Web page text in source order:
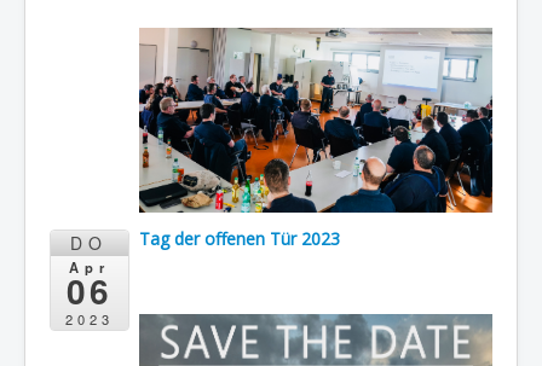
DO
Apr
06
2023
Tag der offenen Tür 2023